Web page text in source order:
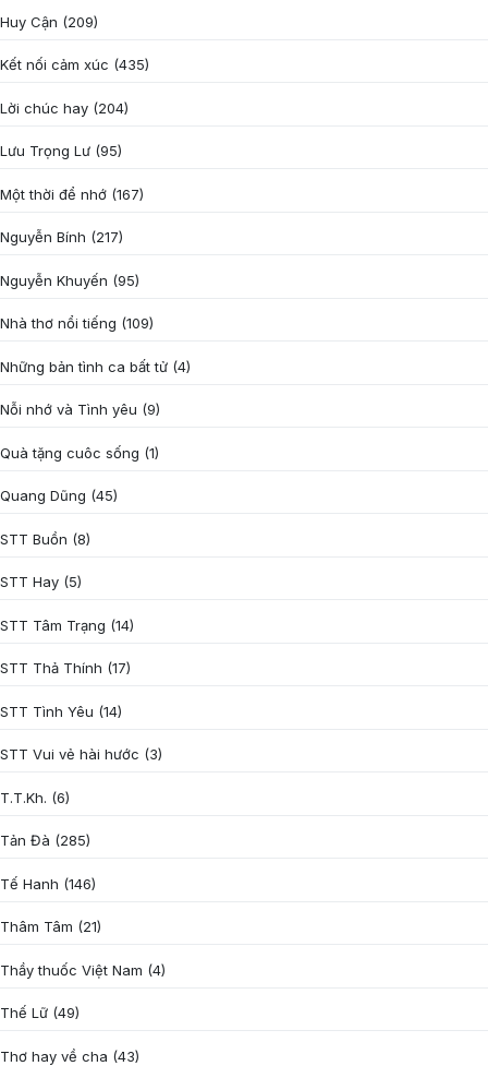
Huy Cận (209)
Kết nối cảm xúc (435)
Lời chúc hay (204)
Lưu Trọng Lư (95)
Một thời để nhớ (167)
Nguyễn Bính (217)
Nguyễn Khuyến (95)
Nhà thơ nổi tiếng (109)
Những bản tình ca bất tử (4)
Nỗi nhớ và Tình yêu (9)
Quà tặng cuôc sống (1)
Quang Dũng (45)
STT Buồn (8)
STT Hay (5)
STT Tâm Trạng (14)
STT Thả Thính (17)
STT Tình Yêu (14)
STT Vui vẻ hài hước (3)
T.T.Kh. (6)
Tản Đà (285)
Tế Hanh (146)
Thâm Tâm (21)
Thầy thuốc Việt Nam (4)
Thế Lữ (49)
Thơ hay về cha (43)